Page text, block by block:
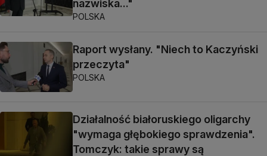
nazwiska..."
POLSKA
Raport wysłany. "Niech to Kaczyński
przeczyta"
POLSKA
Działalność białoruskiego oligarchy
"wymaga głębokiego sprawdzenia".
Tomczyk: takie sprawy są